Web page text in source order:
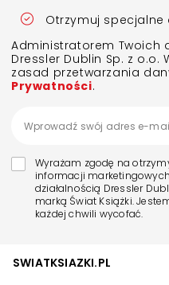
Otrzymuj specjalne
Administratorem Twoich
Dressler Dublin Sp. z
zasad przetwarzania
Prywatności.
Wyrażam zgodę na
informacji
działalnością Dressler
marką Świat Książki.
każdej chwili wycofać.
SWIATKSIAZKI.PL